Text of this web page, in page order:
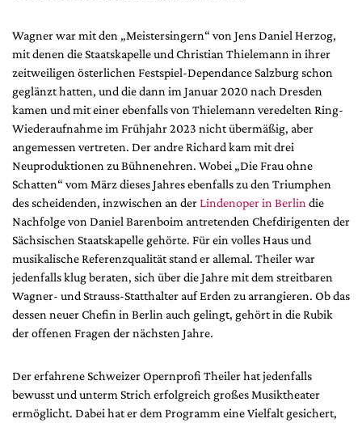
Wagner war mit den „Meistersingern“ von Jens Daniel Herzog,
mit denen die Staatskapelle und Christian Thielemann in ihrer
zeitweiligen österlichen Festspiel-Dependance Salzburg schon
geglänzt hatten, und die dann im Januar 2020 nach Dresden
kamen und mit einer ebenfalls von Thielemann veredelten Ring-
Wiederaufnahme im Frühjahr 2023 nicht übermäßig, aber
angemessen vertreten. Der andre Richard kam mit drei
Neuproduktionen zu Bühnenehren. Wobei „Die Frau ohne
Schatten“ vom März dieses Jahres ebenfalls zu den Triumphen
des scheidenden, inzwischen an derLindenoper in Berlin die
Nachfolge von Daniel Barenboim antretenden Chefdirigenten der
Sächsischen Staatskapelle gehörte. Für ein volles Haus und
musikalische Referenzqualität stand er allemal. Theiler war
jedenfalls klug beraten, sich über die Jahre mit dem streitbaren
Wagner- und Strauss-Statthalter auf Erden zu arrangieren. Ob das
dessen neuer Chefin in Berlin auch gelingt, gehört in die Rubik
der offenen Fragen der nächsten Jahre.
Der erfahrene Schweizer Opernprofi Theiler hat jedenfalls
bewusst und unterm Strich erfolgreich großes Musiktheater
ermöglicht. Dabei hat er dem Programm eine Vielfalt gesichert,